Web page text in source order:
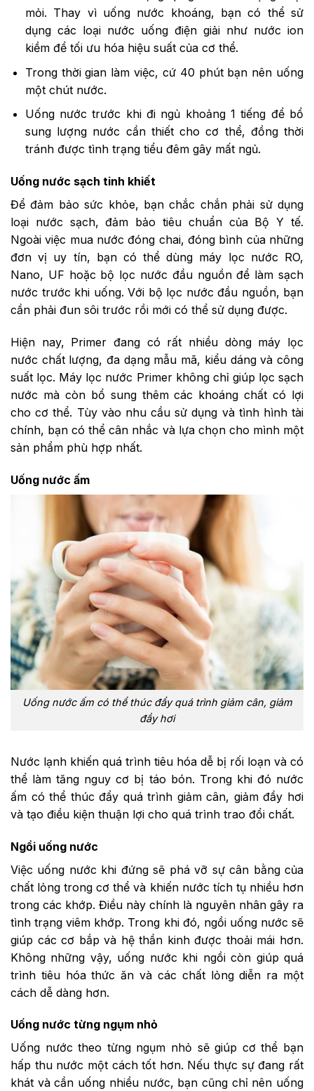
mỏi. Thay vì uống nước khoáng, bạn có thể sử
dụng các loại nước uống điện giải như nước ion
kiềm để tối ưu hóa hiệu suất của cơ thể.
Trong thời gian làm việc, cứ 40 phút bạn nên uống
một chút nước.
Uống nước trước khi đi ngủ khoảng 1 tiếng để bổ
sung lượng nước cần thiết cho cơ thể, đồng thời
tránh được tình trạng tiểu đêm gây mất ngủ.
Uống nước sạch tinh khiết
Để đảm bảo sức khỏe, bạn chắc chắn phải sử dụng
loại nước sạch, đảm bảo tiêu chuẩn của Bộ Y tế.
Ngoài việc mua nước đóng chai, đóng bình của những
đơn vị uy tín, bạn có thể dùng máy lọc nước RO,
Nano, UF hoặc bộ lọc nước đầu nguồn để làm sạch
nước trước khi uống. Với bộ lọc nước đầu nguồn, bạn
cần phải đun sôi trước rồi mới có thể sử dụng được.
Hiện nay, Primer đang có rất nhiều dòng máy lọc
nước chất lượng, đa dạng mẫu mã, kiểu dáng và công
suất lọc. Máy lọc nước Primer không chỉ giúp lọc sạch
nước mà còn bổ sung thêm các khoáng chất có lợi
cho cơ thể. Tùy vào nhu cầu sử dụng và tình hình tài
chính, bạn có thể cân nhắc và lựa chọn cho mình một
sản phẩm phù hợp nhất.
Uống nước ấm
Uống nước ấm có thể thúc đẩy quá trình giảm cân, giảm
đầy hơi
Nước lạnh khiến quá trình tiêu hóa dễ bị rối loạn và có
thể làm tăng nguy cơ bị táo bón. Trong khi đó nước
ấm có thể thúc đẩy quá trình giảm cân, giảm đầy hơi
và tạo điều kiện thuận lợi cho quá trình trao đổi chất.
Ngồi uống nước
Việc uống nước khi đứng sẽ phá vỡ sự cân bằng của
chất lỏng trong cơ thể và khiến nước tích tụ nhiều hơn
trong các khớp. Điều này chính là nguyên nhân gây ra
tình trạng viêm khớp. Trong khi đó, ngồi uống nước sẽ
giúp các cơ bắp và hệ thần kinh được thoải mái hơn.
Không những vậy, uống nước khi ngồi còn giúp quá
trình tiêu hóa thức ăn và các chất lỏng diễn ra một
cách dễ dàng hơn.
Uống nước từng ngụm nhỏ
Uống nước theo từng ngụm nhỏ sẽ giúp cơ thể bạn
hấp thu nước một cách tốt hơn. Nếu thực sự đang rất
khát và cần uống nhiều nước, bạn cũng chỉ nên uống